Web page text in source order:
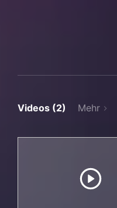
Videos (2) Mehr